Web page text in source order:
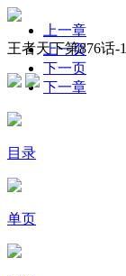
王者天下第876话-1
上一章
上一页
下一页
下一章
目录
单页